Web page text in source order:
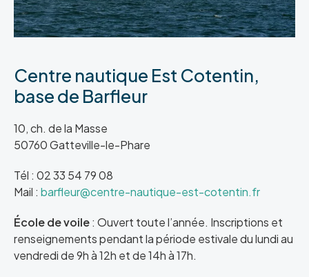
Centre nautique Est Cotentin,
base de Barfleur
10, ch. de la Masse
50760 Gatteville-le-Phare
Tél : 02 33 54 79 08
Mail : barfleur@centre-nautique-est-cotentin.fr
École de voile: Ouvert toute l’année. Inscriptions et
renseignements pendant la période estivale du lundi au
vendredi de 9h à 12h et de 14h à 17h.